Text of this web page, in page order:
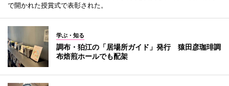
で開かれた授賞式で表彰された。
学ぶ・知る
調布・狛江の「居場所ガイド」発行 猿田彦珈琲調
布焙煎ホールでも配架